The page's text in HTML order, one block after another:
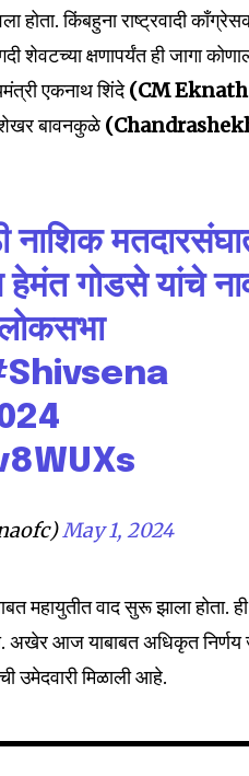
privacy and
I've
Followers
होता. किंबहुना राष्ट्रवादी
क्षणापर्यंत ही जागा
एकनाथ शिंदे(CM Eknath
बावनकुळे
गोडसे यांचे
May 1, 2024
महायुतीत वाद सुरू झाला होता.
अखेर आज याबाबत अधिकृत निर्णय
उमेदवारी मिळाली आहे.